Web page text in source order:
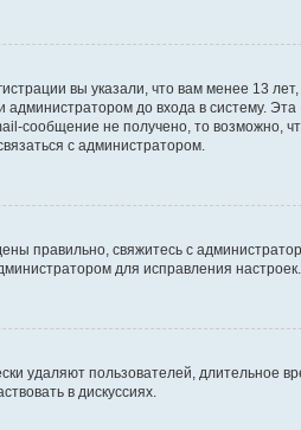
вы указали, что вам менее 13 лет,
до входа в систему. Эта
сообщение не получено, то возможно,
с администратором.
правильно, свяжитесь с
для исправления настроек.
удаляют пользователей, длительное
в дискуссиях.